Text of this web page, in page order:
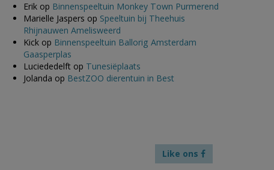
Erik op Binnenspeeltuin Monkey Town Purmerend
Marielle Jaspers op Speeltuin bij Theehuis
Rhijnauwen Amelisweerd
Kick op Binnenspeeltuin Ballorig Amsterdam
Gaasperplas
Luciededelft op Tunesiëplaats
Jolanda op BestZOO dierentuin in Best
Like ons